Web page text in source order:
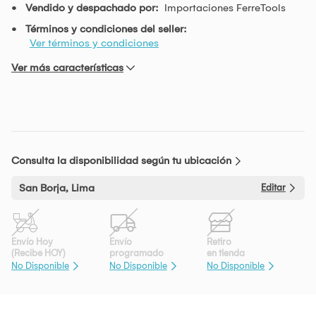
Vendido y despachado por: Importaciones FerreTools
Términos y condiciones del seller:
Ver términos y condiciones
Ver más características
Consulta la disponibilidad según tu ubicación
San Borja, Lima Editar
Envío Hoy
(Recibe HOY)
No Disponible
Envío
programado
No Disponible
Retiro
en tienda
No Disponible